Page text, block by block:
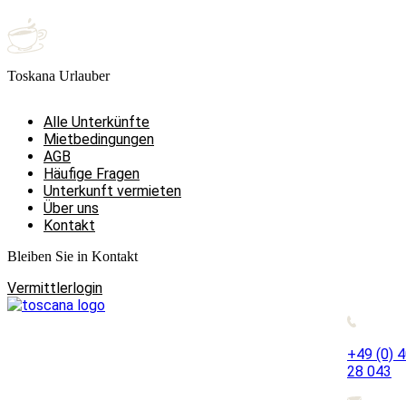
Toskana Urlauber
Alle Unterkünfte
Mietbedingungen
AGB
Häufige Fragen
Unterkunft vermieten
Über uns
Kontakt
Bleiben Sie in Kontakt
Vermittlerlogin
+49 (0)
28 043